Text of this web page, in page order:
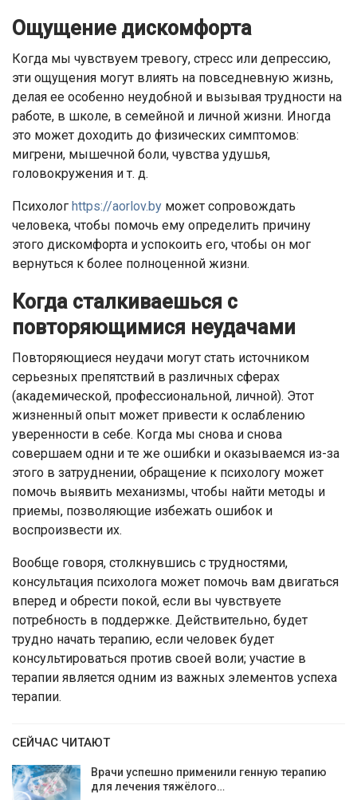
Ощущение дискомфорта
Когда мы чувствуем тревогу, стресс или депрессию,
эти ощущения могут влиять на повседневную жизнь,
делая ее особенно неудобной и вызывая трудности на
работе, в школе, в семейной и личной жизни. Иногда
это может доходить до физических симптомов:
мигрени, мышечной боли, чувства удушья,
головокружения и т. д.
Психолог https://aorlov.by может сопровождать
человека, чтобы помочь ему определить причину
этого дискомфорта и успокоить его, чтобы он мог
вернуться к более полноценной жизни.
Когда сталкиваешься с
повторяющимися неудачами
Повторяющиеся неудачи могут стать источником
серьезных препятствий в различных сферах
(академической, профессиональной, личной). Этот
жизненный опыт может привести к ослаблению
уверенности в себе. Когда мы снова и снова
совершаем одни и те же ошибки и оказываемся из-за
этого в затруднении, обращение к психологу может
помочь выявить механизмы, чтобы найти методы и
приемы, позволяющие избежать ошибок и
воспроизвести их.
Вообще говоря, столкнувшись с трудностями,
консультация психолога может помочь вам двигаться
вперед и обрести покой, если вы чувствуете
потребность в поддержке. Действительно, будет
трудно начать терапию, если человек будет
консультироваться против своей воли; участие в
терапии является одним из важных элементов успеха
терапии.
СЕЙЧАС ЧИТАЮТ
Врачи успешно применили генную терапию
для лечения тяжёлого…